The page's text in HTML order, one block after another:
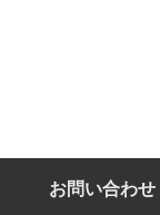
お問い合わせ